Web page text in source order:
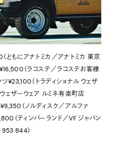
ともにアナトミカ／アナトミカ 東京
（ラコステ／ラコステお客様
¥23,100（トラディショナル ウェザ
ェザーウェア ルミネ有楽町店
（ノルディスク／アルファ
（ティンバーランド／VF ジャパン
）